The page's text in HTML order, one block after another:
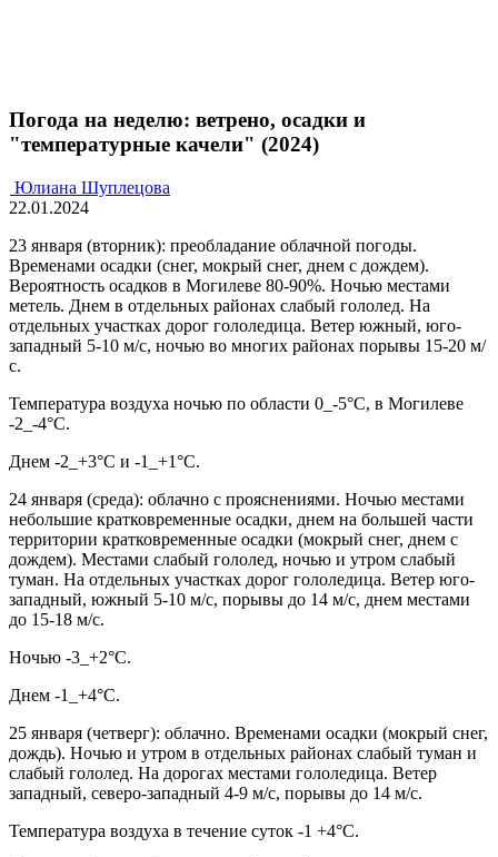
Погода на неделю: ветрено, осадки и
"температурные качели" (2024)
Юлиана Шуплецова
22.01.2024
23 января (вторник): преобладание облачной погоды.
Временами осадки (снег, мокрый снег, днем с дождем).
Вероятность осадков в Могилеве 80-90%. Ночью местами
метель. Днем в отдельных районах слабый гололед. На
отдельных участках дорог гололедица. Ветер южный, юго-
западный 5-10 м/с, ночью во многих районах порывы 15-20 м/
с.
Температура воздуха ночью по области 0_-5°С, в Могилеве
-2_-4°С.
Днем -2_+3°С и -1_+1°С.
24 января (среда): облачно с прояснениями. Ночью местами
небольшие кратковременные осадки, днем на большей части
территории кратковременные осадки (мокрый снег, днем с
дождем). Местами слабый гололед, ночью и утром слабый
туман. На отдельных участках дорог гололедица. Ветер юго-
западный, южный 5-10 м/с, порывы до 14 м/с, днем местами
до 15-18 м/с.
Ночью -3_+2°С.
Днем -1_+4°С.
25 января (четверг): облачно. Временами осадки (мокрый снег,
дождь). Ночью и утром в отдельных районах слабый туман и
слабый гололед. На дорогах местами гололедица. Ветер
западный, северо-западный 4-9 м/с, порывы до 14 м/с.
Температура воздуха в течение суток -1 +4°С.